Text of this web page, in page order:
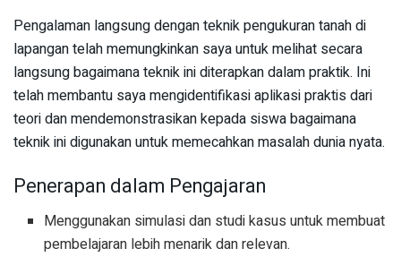
Pengalaman langsung dengan teknik pengukuran tanah di
lapangan telah memungkinkan saya untuk melihat secara
langsung bagaimana teknik ini diterapkan dalam praktik. Ini
telah membantu saya mengidentifikasi aplikasi praktis dari
teori dan mendemonstrasikan kepada siswa bagaimana
teknik ini digunakan untuk memecahkan masalah dunia nyata.
Penerapan dalam Pengajaran
Menggunakan simulasi dan studi kasus untuk membuat
pembelajaran lebih menarik dan relevan.